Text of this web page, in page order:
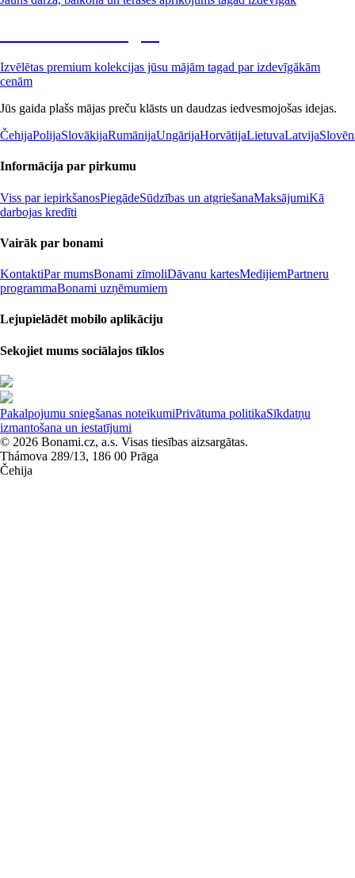
Izvēlētas premium kolekcijas jūsu mājām tagad par izdevīgākām
cenām
Jūs gaida plašs mājas preču klāsts un daudzas iedvesmojošas idejas.
ČehijaPolijaSlovākijaRumānijaUngārijaHorvātijaLietuvaLatvija
Informācija par pirkumu
Viss par iepirkšanosPiegādeSūdzības un atgriešanaMaksājumiKā
darbojas kredīti
Vairāk par bonami
KontaktiPar mumsBonami zīmoliDāvanu kartesMedijiemPartneru
programmaBonami uzņēmumiem
Lejupielādēt mobilo aplikāciju
Sekojiet mums sociālajos tīklos
Pakalpojumu sniegšanas noteikumiPrivātuma politikaSīkdatņu
izmantošana un iestatījumi
© 2026 Bonami.cz, a.s. Visas tiesības aizsargātas.
Thámova 289/13, 186 00 Prāga
Čehija